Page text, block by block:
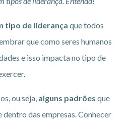
tipo de liderança que todos
que como seres humanos
e isso impacta no tipo de
ou seja, alguns padrões que
das empresas. Conhecer